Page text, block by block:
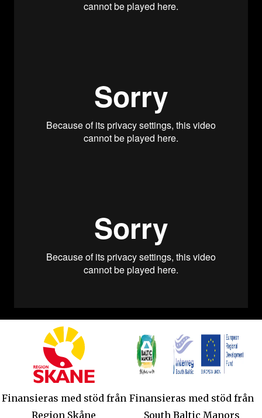
Finansieras med stöd från
Region Skåne
Finansieras med stöd från
South Baltic Manors